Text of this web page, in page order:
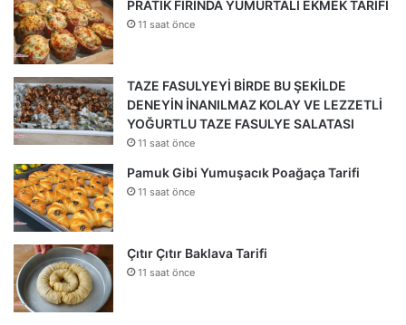
PRATİK FIRINDA YUMURTALI EKMEK TARİFİ
11 saat önce
TAZE FASULYEYİ BİRDE BU ŞEKİLDE
DENEYİN İNANILMAZ KOLAY VE LEZZETLİ
YOĞURTLU TAZE FASULYE SALATASI
11 saat önce
Pamuk Gibi Yumuşacık Poağaça Tarifi
11 saat önce
Çıtır Çıtır Baklava Tarifi
11 saat önce